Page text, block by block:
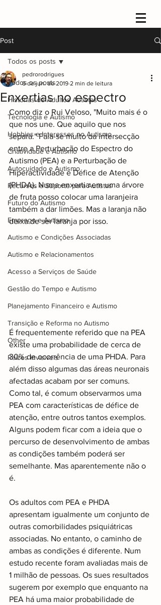
Post
Todos os posts
Histórias de Adultos Autistas
Tecnologia e Autismo
Hobbies e Interesses no Autismo
Criatividade e Autismo
Autocuidado e Autismo
Recursos e Suporte para Autistas
Futuro do Autismo
Emprego e Autismo
Autismo e Condições Associadas
Autismo e Relacionamentos
Acesso a Serviços de Saúde
Gestão do Tempo e Autismo
Planejamento Financeiro e Autismo
Transição e Reforma no Autismo
Other
Raizes invisiveis
Todos os posts
Enxertias no espectro
pedrorodrigues
6 de jun. de 2019 2 min de leitura
Como diz o Rui Veloso, "Muito mais é o
que nos une. Que aquilo que nos
separa." Fala-se muito da intersecção
entre a Perturbação do Espectro do
Autismo (PEA) e a Perturbação de
Hiperactividade e Défice de Atenção
(PHDA). Numa enxertia em uma árvore
de fruta posso colocar uma laranjeira
também a dar limões. Mas a laranja não
deixa de ser laranja por isso.
É frequentemente referido que na PEA
existe uma probabilidade de cerca de
30% de ocorrência de uma PHDA. Para
além disso algumas das áreas neuronais
afectadas acabam por ser comuns.
Como tal, é comum observarmos uma
PEA com características de défice de
atenção, entre outros tantos exemplos.
Alguns podem ficar com a ideia que o
percurso de desenvolvimento de ambas
as condições também poderá ser
semelhante. Mas aparentemente não o
é.
Os adultos com PEA e PHDA
apresentam igualmente um conjunto de
outras comorbilidades psiquiátricas
associadas. No entanto, o caminho de
ambas as condições é diferente. Num
estudo recente foram avaliadas mais de
1 milhão de pessoas. Os sues resultados
sugerem por exemplo que enquanto na
PEA há uma maior probabilidade de